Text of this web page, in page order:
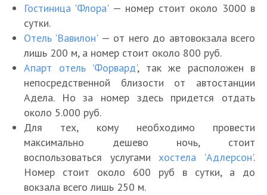
Гостиница 'Флора'— номер стоит около 3000 в
сутки.
Отель 'Вавилон'— от него до автовокзала всего
лишь 200 м, а номер стоит около 800 руб.
Апарт отель 'Форвард', так же расположен в
непосредственной близости от автостанции
Адела. Но за номер здесь придется отдать
около 5.000 руб.
Для тех, кому необходимо провести
максимально дешево ночь, стоит
воспользоваться услугамихостела 'Адлерсон'.
Номер стоит около 600 руб в сутки, а до
вокзала всего лишь 250 м.